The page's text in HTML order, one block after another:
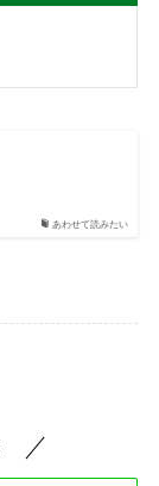
あわせて読みたい